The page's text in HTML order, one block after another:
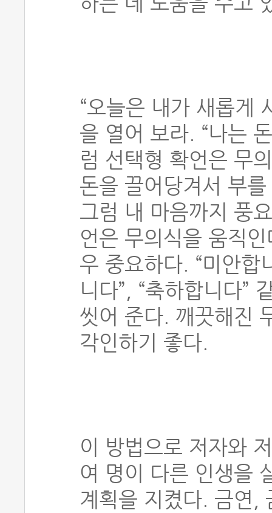
“오늘은 내가 새롭게
을 열어 보라. “나는
럼 선택형 확언은 무
돈을 끌어당겨서 부
그럼 내 마음까지 풍
언은 무의식을 움직
우 중요하다. “미안합
니다”, “축하합니다”
씻어 준다. 깨끗해진
각인하기 좋다.
이 방법으로 저자와
여 명이 다른 인생을
계획을 지켰다. 금연,